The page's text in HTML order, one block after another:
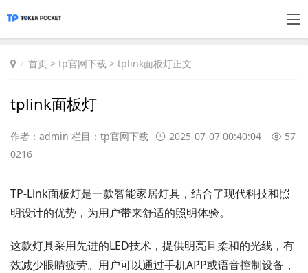
首页 > tp官网下载 > tplink面板灯正文
tplink面板灯
作者：admin 栏目： tp官网下载 2025-07-07 00:40:04
57
0216
TP-Link面板灯是一款智能家居灯具，结合了现代科技和照
明设计的优势，为用户带来舒适的照明体验。
这款灯具采用先进的LED技术，提供明亮且柔和的光线，有
效减少眼睛疲劳。用户可以通过手机APP或语音控制设备，